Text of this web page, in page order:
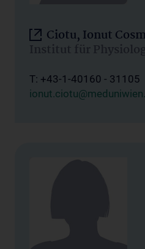
Ciotu, Ionut
Institut für
T: +43-1-40160 - 31105